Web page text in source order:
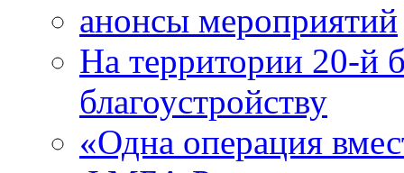
анонсы мероприятий
На территории 20-й
благоустройству
«Одна операция